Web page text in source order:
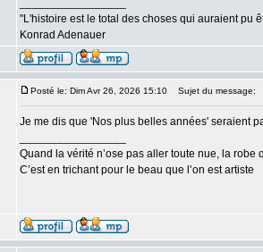
"L'histoire est le total des choses qui auraient pu
Konrad Adenauer
Posté le: Dim Avr 26, 2026 15:10 Sujet du message:
Je me dis que 'Nos plus belles années' seraient
Quand la vérité n’ose pas aller toute nue, la robe
C’est en trichant pour le beau que l’on est artiste